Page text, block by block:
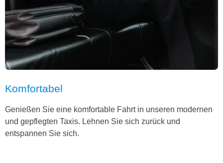
Komfortabel
Genießen Sie eine komfortable Fahrt in unseren modernen
und gepflegten Taxis. Lehnen Sie sich zurück und
entspannen Sie sich.